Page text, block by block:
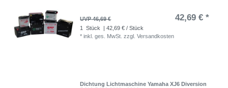
UVP 46,69 € 42,69 € *
1 Stück
| 42,69 € / Stück
*inkl. ges. MwSt. zzgl.Versandkosten
Dichtung Lichtmaschine Yamaha XJ6 Diversion